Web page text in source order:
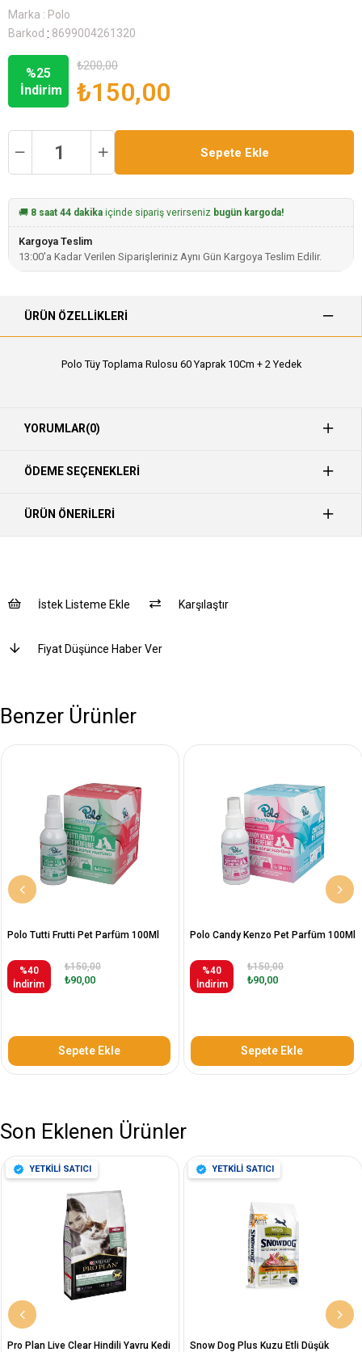
Marka : Polo
Barkod : 8699004261320
%25
İndirim
₺200,00
₺150,00
🚚 8 saat 44 dakika içinde sipariş verirseniz bugün kargoda!
Kargoya Teslim
13:00'a Kadar Verilen Siparişleriniz Aynı Gün Kargoya Teslim Edilir.
ÜRÜN ÖZELLIKLERI
Polo Tüy Toplama Rulosu 60 Yaprak 10Cm + 2 Yedek
YORUMLAR(0)
ÖDEME SEÇENEKLERI
ÜRÜN ÖNERILERI
İstek Listeme Ekle Karşılaştır
Fiyat Düşünce Haber Ver
Benzer Ürünler
Polo Tutti Frutti Pet Parfüm 100Ml
%40
İndirim
₺90,00
₺150,00
Sepete Ekle
Polo Candy Kenzo Pet Parfüm 100Ml
%40
İndirim
₺90,00
₺150,00
Sepete Ekle
Son Eklenen Ürünler
Pro Plan Live Clear Hindili Yavru Kedi
YETKİLİ SATICI
Snow Dog Plus Kuzu Etli Düşük
YETKİLİ SATICI